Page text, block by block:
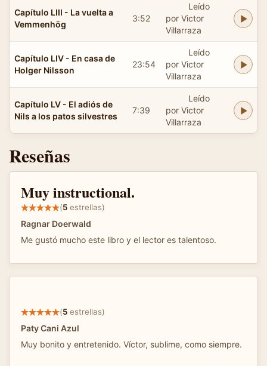
Capítulo LIII - La vuelta a
Vemmenhög
3:52
Leído
por Victor
Villarraza
Capítulo LIV - En casa de
Holger Nilsson
23:54
Leído
por Victor
Villarraza
Capítulo LV - El adiós de
Nils a los patos silvestres
7:39
Leído
por Victor
Villarraza
Reseñas
Muy instructional.
(5 estrellas)
Ragnar Doerwald
Me gustó mucho este libro y el lector es talentoso.
(5 estrellas)
Paty Cani Azul
Muy bonito y entretenido. Víctor, sublime, como siempre.